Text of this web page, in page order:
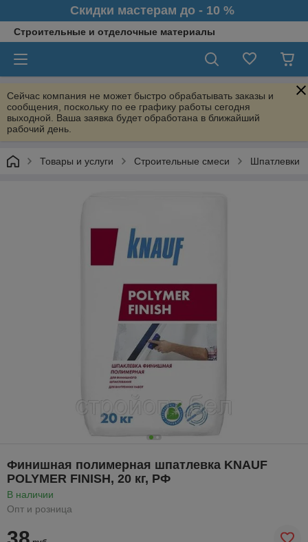
Скидки мастерам до - 10 %
Строительные и отделочные материалы
Сейчас компания не может быстро обрабатывать заказы и
сообщения, поскольку по ее графику работы сегодня
выходной. Ваша заявка будет обработана в ближайший
рабочий день.
Товары и услуги Строительные смеси Шпатлевки
Финишная полимерная шпатлевка KNAUF
POLYMER FINISH, 20 кг, РФ
В наличии
Опт и розница